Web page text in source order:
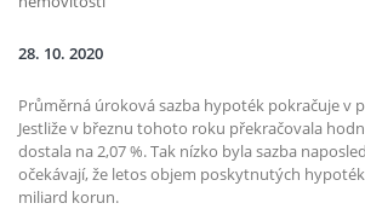
28. 10. 2020
Průměrná úroková sazba hypoték pokračuje v
Jestliže v březnu tohoto roku překračovala
dostala na 2,07 %. Tak nízko byla sazba
očekávají, že letos objem poskytnutých
miliard korun.